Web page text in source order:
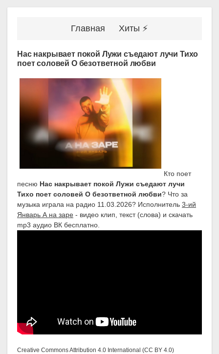
Главная Хиты ⚡
Нас накрывает покой Лужи съедают лучи Тихо
поет соловей О безответной любви
Кто поет
песню Нас накрывает покой Лужи съедают лучи
Тихо поет соловей О безответной любви? Что за
музыка играла на радио 11.03.2026? Исполнитель 3-ий
Январь А на заре - видео клип, текст (слова) и скачать
mp3 аудио ВК бесплатно.
Creative Commons Attribution 4.0 International (CC BY 4.0)